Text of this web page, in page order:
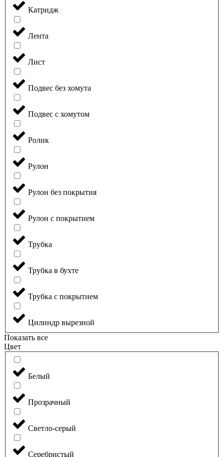
Катридж
Лента
Лист
Подвес без хомута
Подвес с хомутом
Ролик
Рулон
Рулон без покрытия
Рулон с покрытием
Трубка
Трубка в бухте
Трубка с покрытием
Цилиндр вырезной
Показать все
Цвет
Белый
Прозрачный
Светло-серый
Серебристый